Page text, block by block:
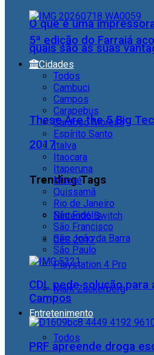
O que é uma
quais são as suas
These Are the 5 Big
2017
Trending Tags
Nintendo Switch
CES 2017
Playstation 4 Pro
Mark Zuckerberg
Entretenimento
Todos
5ª edição do Farraiá
Cidades
Todos
Cambuci
Campos
Carapebus
Cardoso Moreira
Espírito Santo
Italva
Itaocara
Itaperuna
Macaé
Quissamã
Rio de Janeiro
São Fidélis
São Francisco
São João da Barra
São Paulo
CDL pede solução
Campos
PRF apreende droga